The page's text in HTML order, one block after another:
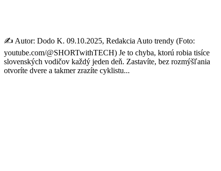
✍️ Autor: Dodo K. 09.10.2025, Redakcia Auto trendy (Foto:
youtube.com/@SHORTwithTECH) Je to chyba, ktorú robia tisíce
slovenských vodičov každý jeden deň. Zastavíte, bez rozmýšľania
otvoríte dvere a takmer zrazíte cyklistu...